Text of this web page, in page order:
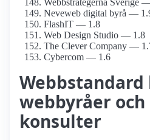
Webbstrategerna Sverige
Neveweb digital byrå —
FlashIT — 1.8
Web Design Studio — 1.8
The Clever Company —
Cybercom — 1.6
Webbstandard
webbyråer
konsulter